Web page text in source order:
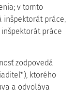
v tomto
inšpektorát práce,
práce
zodpovedá
ktorého
a odvoláva